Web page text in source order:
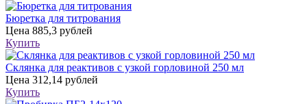
Бюретка для титрования
Цена 885,3 рублей
Купить
Склянка для реактивов с узкой горловиной 250 мл
Цена 312,14 рублей
Купить